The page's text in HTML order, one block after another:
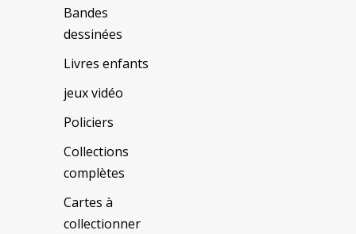
Bandes
dessinées
Livres enfants
jeux vidéo
Policiers
Collections
complètes
Cartes à
collectionner